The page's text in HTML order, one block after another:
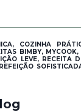
COZINHA
BIMBY,
LEVE, RECEITA